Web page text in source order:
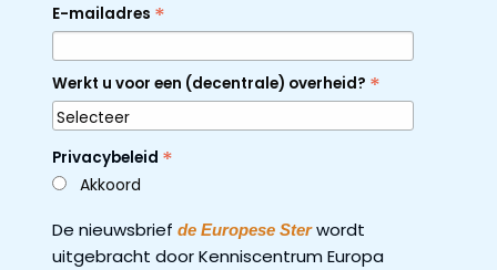
E-mailadres *
Werkt u voor een (decentrale) overheid? *
Privacybeleid *
Akkoord
De nieuwsbrief de Europese Sterwordt
uitgebracht door Kenniscentrum Europa